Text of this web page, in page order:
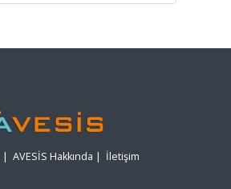
| AVESİS Hakkında | İletişim